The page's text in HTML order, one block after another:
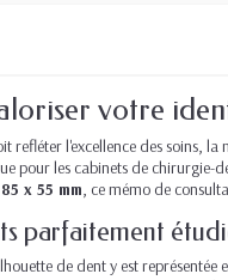
votre
l'excellence des soins,
pour les cabinets de
x 55 mm, ce mémo de
parfaitement
de dent y est